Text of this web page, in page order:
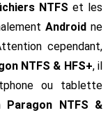
NTFS et les
Android ne
cependant,
NTFS & HFS+, il
ou tablette
Paragon NTFS &